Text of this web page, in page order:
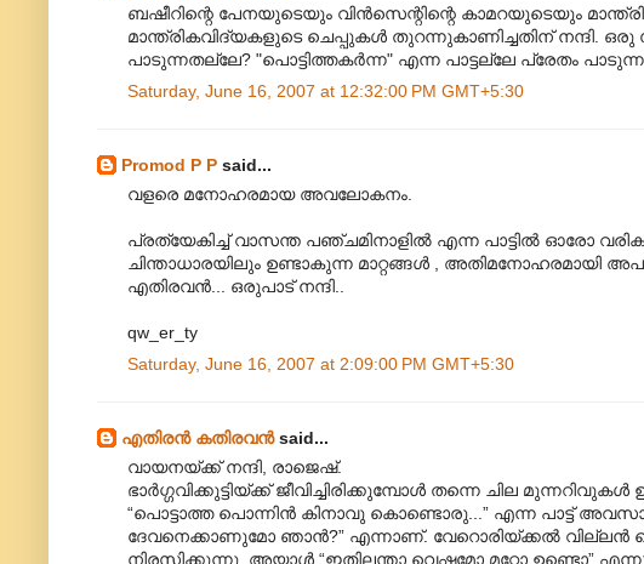
ബഷീറിന്റെ പേനയുടെയും വിന്‍സെന്റിന്റെ കാമറയുടെയും
മാന്ത്രികവിദ്യകളുടെ ചെപ്പുകള്‍ തുറന്നുകാണിച്ചതിന്‌ നന്ദി. ഒരു
പാടുന്നതല്ലേ? "പൊട്ടിത്തകര്‍ന്ന" എന്ന പാട്ടല്ലേ പ്രേതം
Saturday, June 16, 2007 at 12:32:00 PM GMT+5:30
Promod P P said...
വളരെ മനോഹരമായ അവലോകനം.
പ്രത്യേകിച്ച് വാസന്ത പഞ്ചമിനാളില്‍ എന്ന പാട്ടില്‍ ഓരോ
ചിന്താധാരയിലും ഉണ്ടാകുന്ന മാറ്റങ്ങള്‍ , അതിമനോഹരമായി
എതിരവന്‍... ഒരുപാട് നന്ദി..
qw_er_ty
Saturday, June 16, 2007 at 2:09:00 PM GMT+5:30
എതിരന്‍ കതിരവന്‍said...
വായനയ്ക്ക് നന്ദി, രാ‍ജെഷ്.
ഭാര്‍ഗ്ഗവിക്കുട്ടിയ്ക്ക് ജീ‍വിച്ചിരിക്കുമ്പോള്‍ തന്നെ ചില
“പൊട്ടാത്ത പൊന്നിന്‍ കിനാവു കൊണ്ടൊരു...” എന്ന പാട്ട്
ദേവനെക്കാണുമോ ഞാന്‍?” എന്നാണ്. വേറൊരിയ്ക്കല്‍
നിരസിക്കുന്നു. അയാള്‍ “ഇതിലന്താ വെഷമോ മറ്റോ ഉണ്ടൊ”